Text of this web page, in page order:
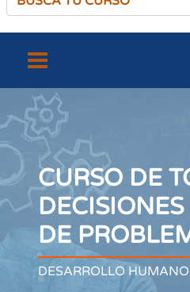
CURSO DE
DE
DESARROLLO HUMANO